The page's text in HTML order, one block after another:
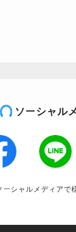
ソーシャル
LINE
シャルメディアで